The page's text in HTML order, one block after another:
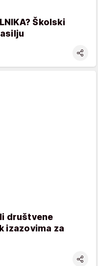
Školski
društvene
izazovima za